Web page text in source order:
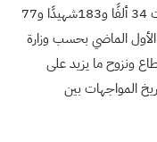
الأيام الأولى لجريمة الإبادة المتواصلة التي خلفت 34 ألفًا و183شهيدًا و77
الأول الماضي بحسب وزارة
ونزوح ما يزيد على
المواجهات بين